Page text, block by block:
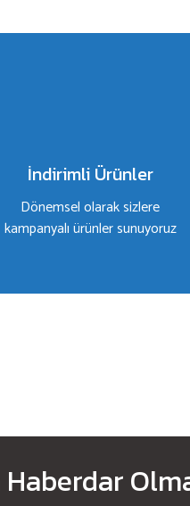
olmalı.
İndirimli Ürünler
Dönemsel olarak sizlere
kampanyalı ürünler sunuyoruz